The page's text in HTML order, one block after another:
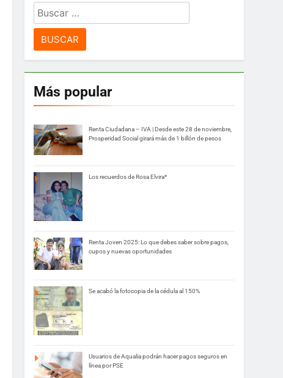
Buscar:
Más popular
Renta Ciudadana – IVA | Desde este 28 de noviembre,
Prosperidad Social girará más de 1 billón de pesos
Los recuerdos de Rosa Elvira*
Renta Joven 2025: Lo que debes saber sobre pagos,
cupos y nuevas oportunidades
Se acabó la fotocopia de la cédula al 150%
Usuarios de Aqualia podrán hacer pagos seguros en
línea por PSE